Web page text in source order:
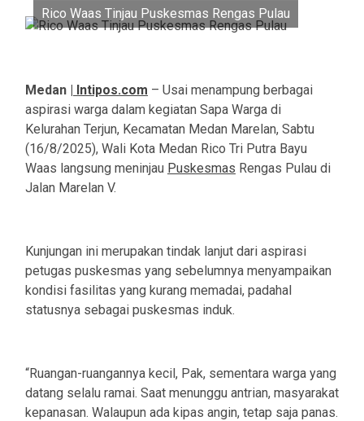
Rico Waas Tinjau Puskesmas Rengas Pulau
Medan | Intipos.com – Usai menampung berbagai
aspirasi warga dalam kegiatan Sapa Warga di
Kelurahan Terjun, Kecamatan Medan Marelan, Sabtu
(16/8/2025), Wali Kota Medan Rico Tri Putra Bayu
Waas langsung meninjau Puskesmas Rengas Pulau di
Jalan Marelan V.
Kunjungan ini merupakan tindak lanjut dari aspirasi
petugas puskesmas yang sebelumnya menyampaikan
kondisi fasilitas yang kurang memadai, padahal
statusnya sebagai puskesmas induk.
“Ruangan-ruangannya kecil, Pak, sementara warga yang
datang selalu ramai. Saat menunggu antrian, masyarakat
kepanasan. Walaupun ada kipas angin, tetap saja panas.